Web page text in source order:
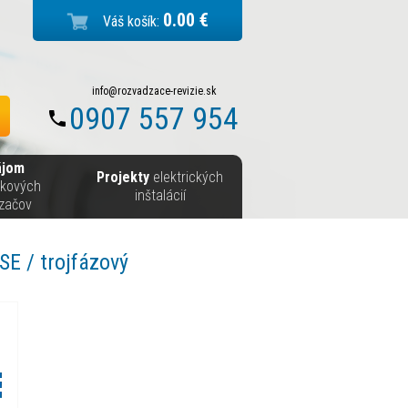
Váš košík: 0.00 €
info@rozvadzace-revizie.sk
0907 557 954
Projekty elektrických
inštalácií
/ trojfázový